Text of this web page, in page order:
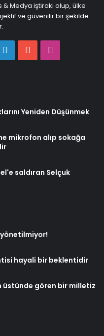
Medya iştiraki olup, ülke
ve güvenilir bir şekilde
LinkedInYouTube
Yeniden Düşünmek
mikrofon alıp sokağa
saldıran Selçuk
yönetilmiyor!
hayali bir beklentidir
üstünde gören bir milletiz